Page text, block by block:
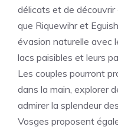
délicats et de
que Riquewihr et
évasion naturelle avec
lacs paisibles et leurs
Les couples pourront
dans la main, explorer
admirer la splendeur
Vosges proposent